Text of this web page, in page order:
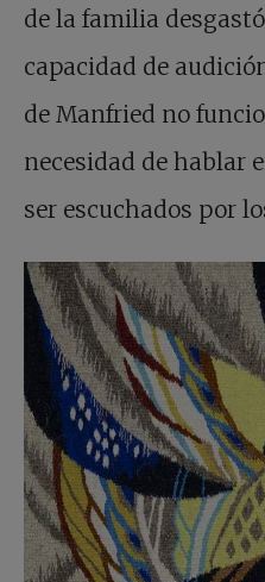
de la familia
capacidad de
de Manfried no
necesidad de hablar
ser escuchados por